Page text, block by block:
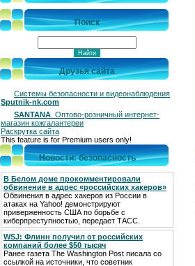
Поиск
Друзья сайта
Системы безопасности и видеонаблюдения
Sputnik-nk.com
SANTANA . Оптово-розничный интернет-
магазин кожгалантереи
Раскрутка сайта
This feature is for Premium users only!
Новости: безопасность
В Белом доме прокомментировали
обвинение в адрес «российских хакеров»
Обвинения в адрес хакеров из России в
атаках на Yahoo! демонстрируют
приверженность США по борьбе с
киберпреступностью, передает ТАСС.
WSJ: Флинн получил от российских
компаний более $50 тысяч
Ранее газета The Washington Post писала со
ссылкой на источники, что советник